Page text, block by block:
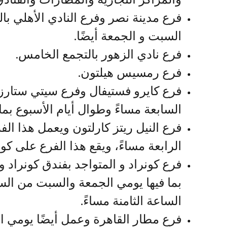
فرع مدينة نصر وفرع النادي الأهلي
السبت و الجمعة أيضًا.
فرع نادي الزهور بالتجمع الخامس.
فرع رمسيس هيلتون.
فرع كايرو فستيفال وفرع سيتي
السابعة مساءً وطوال أيام الأسبوع
فرع النيل ريتز كارلتون ويعمل هذا
الرابعة مساءً، ويقع هذا الفرع على
فرع كونراد و المتواجد بفندق
بما فيها يومي الجمعة والسبت من
الساعة الثامنة مساءً.
فرع مطار القاهرة وعمل أيضًا يومي